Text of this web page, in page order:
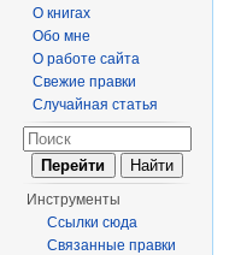
О книгах
Обо мне
О работе сайта
Свежие правки
Случайная статья
Инструменты
Ссылки сюда
Связанные правки